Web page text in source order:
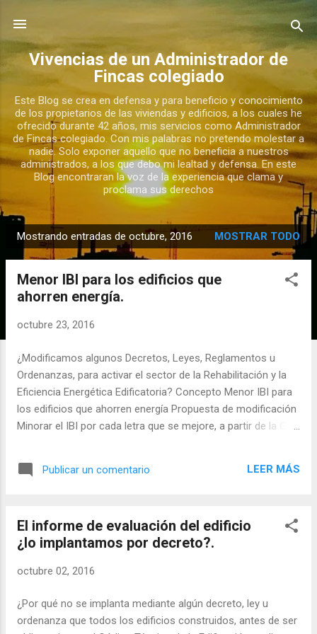
Vivencias de un Administrador de
Fincas colegiado
Este Blog se crea en defensa y para beneficio y conocimiento
de los propietarios de las viviendas y edificios, a los cuales he
ofrecido durante 42 años, mis servicios como Administrador
de Fincas colegiado. Con mis palabras no pretendo molestar a
nadie. Solo exponer aquello que no beneficia a nuestros
administrados, a los que debo mi lealtad y defensa. En este
Blog encontraran la voz de la experiencia que clama y
proclama sus derechos
n
Mostrando entradas de octubre, 2016 MOSTRAR TODO
Menor IBI para los edificios que
ahorren energía.
octubre 23, 2016
¿Modificamos algunos Decretos, Leyes, Reglamentos u
Ordenanzas, para activar el sector de la Rehabilitación y la
Eficiencia Energética Edificatoria? Concepto Menor IBI para
los edificios que ahorren energía Propuesta de modificación
Minorar el IBI por cada letra que se mejore, a partir de la G,
Estado para 2016, el PP propuso modificar la ley 2004 de
inmuebles urbanos que ahorren más energía. La rebaja se
planteaba en una escala dependiente de la calificación
A, el descuento del Impuesto de Bienes Inmuebles (IBI)
del 8% y para la E del 4%. Las calificaciones F y G, las más
comunes, no tendrían rebaja de ningún...
Publicar un comentario LEER MÁS
El informe de evaluación del edificio
¿lo implantamos por decreto?.
octubre 02, 2016
¿Por qué no se implanta mediante algún decreto, ley u
ordenanza que todos los edificios construidos, antes de ser